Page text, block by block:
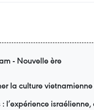
- Nouvelle ère
la culture
l’expérience